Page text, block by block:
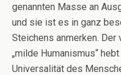
genannten Masse an
und sie ist es in ganz
Steichens anmerken.
„milde Humanismus“
Universalität des